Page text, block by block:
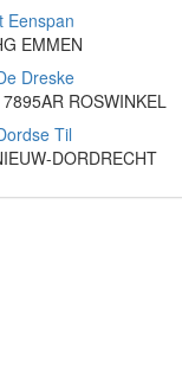
Eenspan
EMMEN
Dreske
ROSWINKEL
Til
DORDRECHT